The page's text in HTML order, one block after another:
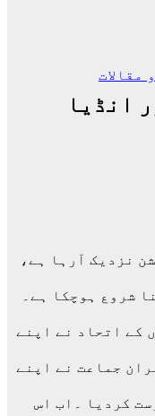
مقالات
انڈیا
الیکشن نزدیک آرہا ہے،
شروع ہوچکا ہے۔
کے اتحاد نے اپنے
جماعت نے اپنے
کردیا ۔اب اس